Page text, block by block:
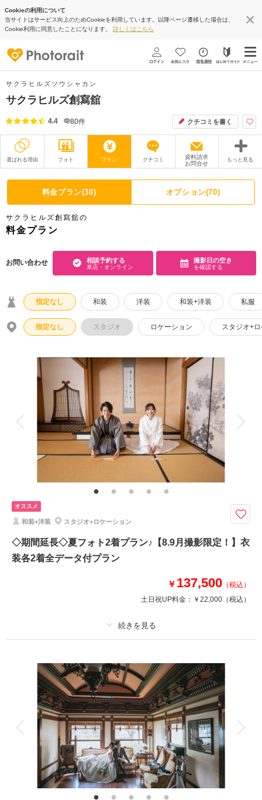
Cookieの利用について
当サイトはサービス向上のためCookieを利用しています。以降ページ遷移した場合は、
Cookie利用に同意したことになります。 詳しくはこちら
サクラヒルズソウシャカン
サクラヒルズ創寫舘
4.4 80件 クチコミを書く
選ばれる理由 フォト プラン クチコミ
資料請求
お問合せ
もっと見る
撮影レポート フォトグラファー
衣装 ムービー
オプション
アクセス/TEL スタジオトップ
こだわりポイント
チャペルでの撮影 フォト＋会食
スタジオでの撮影
ペットと撮影
庭園での撮影
人気スポットでの撮影
ガーデンでの撮影
海での撮影
料金プラン(30) オプション(70)
サクラヒルズ創寫舘の
料金プラン
お問い合わせ 相談予約する
来店・オンライン
撮影日の空き
を確認する
指定なし 和装 洋装 和装+洋装 私服
指定なし スタジオ ロケーション スタジオ+
オススメ
和装+洋装 スタジオ+ロケーション
◇期間延長◇夏フォト2着プラン♪【8.9月撮影限定！】衣
装各2着全データ付プラン
￥ 137,500 （税込）
土日祝UP料金： ￥22,000 （税込）
撮影料 新婦衣装2着 新郎衣装2着
着付け ヘアメイク 小物一式
アルバム データ 150 カット 台紙付写真
衣装追加 会食 挙式
家族と撮影 家族用衣装レンタル ペットと撮影
その他含むもの
重要文化財やチャペルでの撮影可
室内に豊富な撮影シーン！和洋両方がお得に撮影できるプラン！